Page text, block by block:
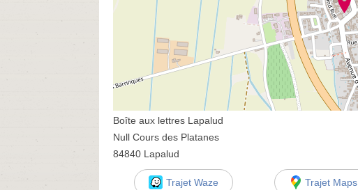
Boîte aux lettres Lapalud
Null Cours des Platanes
84840 Lapalud
Trajet Waze Trajet Maps